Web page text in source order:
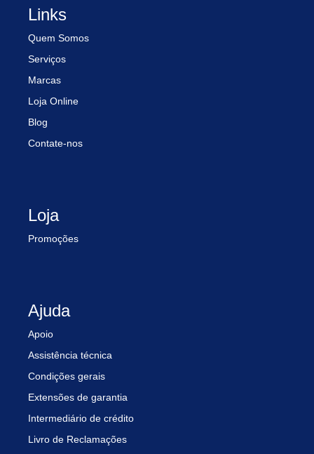
Links
Quem Somos
Serviços
Marcas
Loja Online
Blog
Contate-nos
Loja
Promoções
Ajuda
Apoio
Assistência técnica
Condições gerais
Extensões de garantia
Intermediário de crédito
Livro de Reclamações